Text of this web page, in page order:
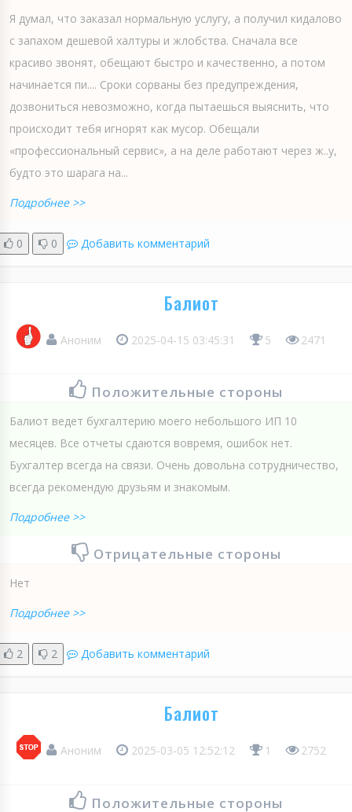
Я думал, что заказал нормальную услугу, а получил кидалово
с запахом дешевой халтуры и жлобства. Сначала все
красиво звонят, обещают быстро и качественно, а потом
начинается пи.... Сроки сорваны без предупреждения,
дозвониться невозможно, когда пытаешься выяснить, что
происходит тебя игнорят как мусор. Обещали
«профессиональный сервис», а на деле работают через ж..у,
будто это шарага на...
Подробнее >>
0 0 Добавить комментарий
Балиот
Аноним 2025-04-15 03:45:31 5 2471
Положительные стороны
Балиот ведет бухгалтерию моего небольшого ИП 10
месяцев. Все отчеты сдаются вовремя, ошибок нет.
Бухгалтер всегда на связи. Очень довольна сотрудничество,
всегда рекомендую друзьям и знакомым.
Подробнее >>
Отрицательные стороны
Нет
Подробнее >>
2 2 Добавить комментарий
Балиот
Аноним 2025-03-05 12:52:12 1 2752
Положительные стороны